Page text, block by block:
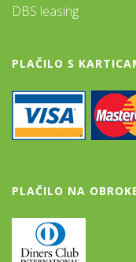
DBS leasing
PLAČILO S
PLAČILO NA